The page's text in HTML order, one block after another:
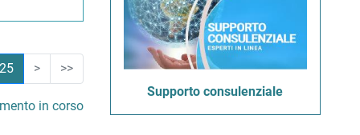
25 > >>
in corso
Supporto consulenziale